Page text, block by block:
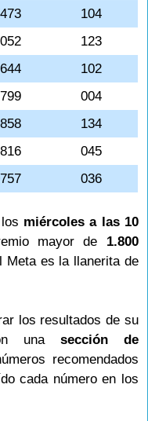
104
123
102
004
134
045
036
miércoles a las 10
mayor de 1.800
Meta es la llanerita de
los resultados de su
una sección de
recomendados
cada número en los